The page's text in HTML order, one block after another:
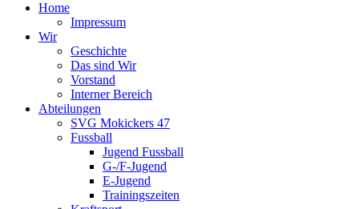
Home
Impressum
Wir
Geschichte
Das sind Wir
Vorstand
Interner Bereich
Abteilungen
SVG Mokickers 47
Fussball
Jugend Fussball
G-/F-Jugend
E-Jugend
Trainingszeiten